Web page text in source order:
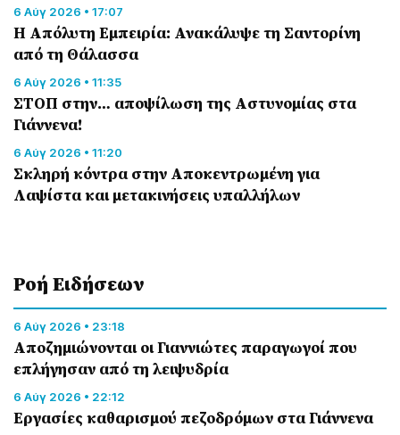
6 Αύγ 2026 • 17:07
Η Απόλυτη Εμπειρία: Ανακάλυψε τη Σαντορίνη
από τη Θάλασσα
6 Αύγ 2026 • 11:35
ΣΤΟΠ στην… αποψίλωση της Αστυνομίας στα
Γιάννενα!
6 Αύγ 2026 • 11:20
Σκληρή κόντρα στην Αποκεντρωμένη για
Λαψίστα και μετακινήσεις υπαλλήλων
Ροή Eιδήσεων
6 Αύγ 2026 • 23:18
Αποζημιώνονται οι Γιαννιώτες παραγωγοί που
επλήγησαν από τη λειψυδρία
6 Αύγ 2026 • 22:12
Εργασίες καθαρισμού πεζοδρόμων στα Γιάννενα